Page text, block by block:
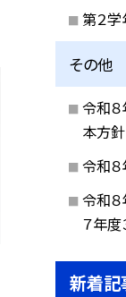
第２
その他
令和
本方針
令和
令和
７年度
新着記